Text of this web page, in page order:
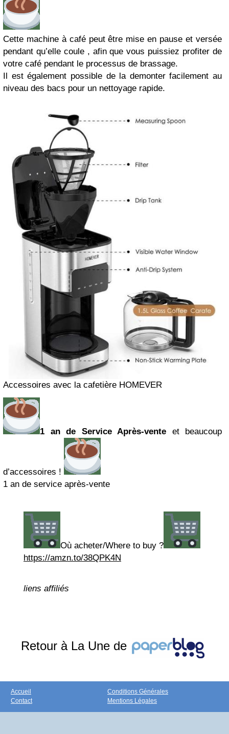
Cette machine à café peut être mise en pause et versée
pendant qu’elle coule , afin que vous puissiez profiter de
votre café pendant le processus de brassage.
Il est également possible de la demonter facilement au
niveau des bacs pour un nettoyage rapide.
Accessoires avec la cafetière HOMEVER
1 an de Service Après-vente et beaucoup
d’accessoires !
1 an de service après-vente
Où acheter/Where to buy ?
https://amzn.to/38QPK4N
liens affiliés
Retour à La Une de
Accueil
Contact
Conditions Générales
Mentions Légales